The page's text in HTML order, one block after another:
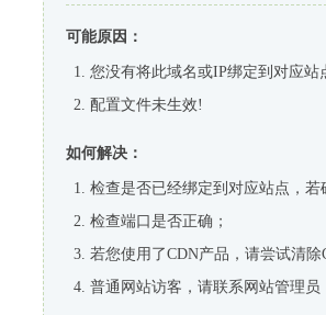
可能原因：
您没有将此域名或IP绑定到对应站
配置文件未生效!
如何解决：
检查是否已经绑定到对应站点，
检查端口是否正确；
若您使用了CDN产品，请尝试清除
普通网站访客，请联系网站管理员